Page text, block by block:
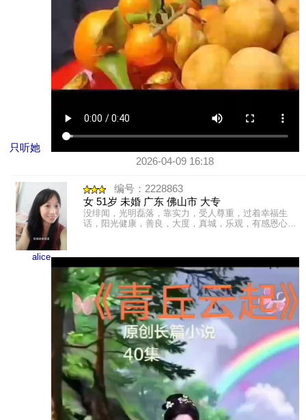
只听她
2026-04-09 16:18
alice
编号：2228863
女 51岁 未婚 广东 佛山市 大专
没绯闻，光明磊落，靠实力，受人尊重，过着幸福生
话，阳光健康，善良，大度，真城，乐观，有感恩心，